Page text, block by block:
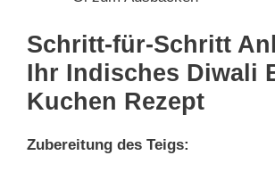
Schritt-für-Schritt
Ihr Indisches Diwali
Kuchen Rezept
Zubereitung des Teigs: